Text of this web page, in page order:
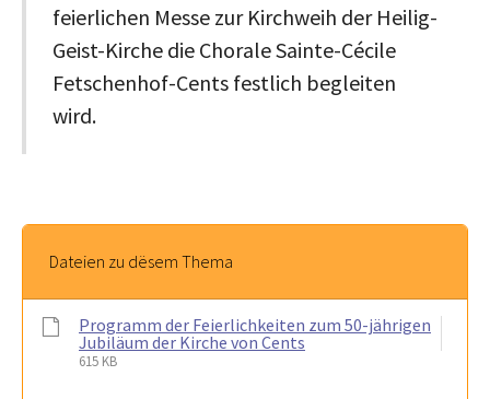
feierlichen Messe zur Kirchweih der Heilig-
Geist-Kirche die Chorale Sainte-Cécile
Fetschenhof-Cents festlich begleiten
wird.
Dateien zu dësem Thema
Programm der Feierlichkeiten zum 50-jährigen
Jubiläum der Kirche von Cents
615 KB